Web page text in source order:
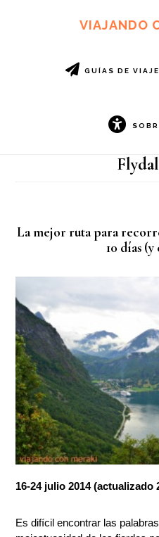
VIAJANDO
GUÍAS DE VIAJE
La mejor ruta para
10 días
16-24 julio 2014 (actualizado
Es difícil encontrar las